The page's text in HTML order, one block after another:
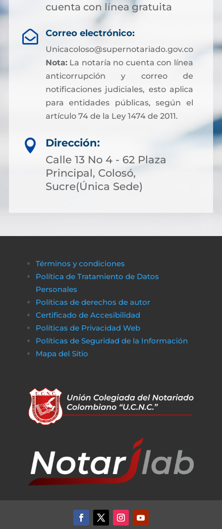
cuenta con línea gratuita
 Correo electrónico:
Unicacoloso@supernotariado.gov.co
Nota:La notaría no cuenta con línea
anticorrupción y correo de
notificaciones judiciales, esto aplica
para entidades públicas, según el
artículo 74 de la Ley 1474 de 2011.

Dirección:
Calle 13 No 4 - 62 Plaza
Principal, Colosó,
Sucre(Única Sede)
Términos y condiciones
Política de Tratamiento de Datos
Personales
Políticas de derechos de autor
Certificado de Accesibilidad
Políticas de Privacidad Web
Políticas de Seguridad de la Información
Mapa del Sitio